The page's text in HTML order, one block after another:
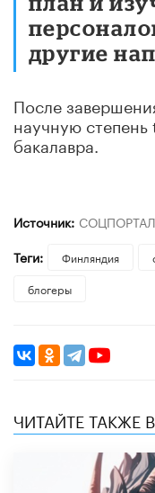
другие
После
научную
бакалавра.
Источник: СОЦПОРТАЛ
Теги:
Финляндия
блогеры
ЧИТАЙТЕ ТАКЖЕ